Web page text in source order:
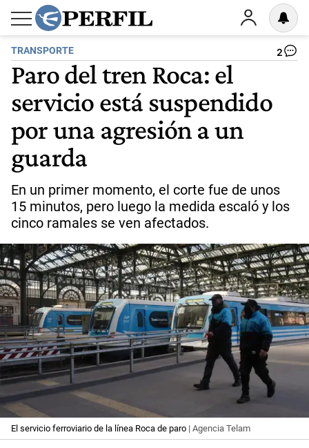
TRANSPORTE 2
Paro del tren Roca: el
servicio está suspendido
por una agresión a un
guarda
En un primer momento, el corte fue de unos
15 minutos, pero luego la medida escaló y los
cinco ramales se ven afectados.
El servicio ferroviario de la línea Roca de paro | Agencia Telam